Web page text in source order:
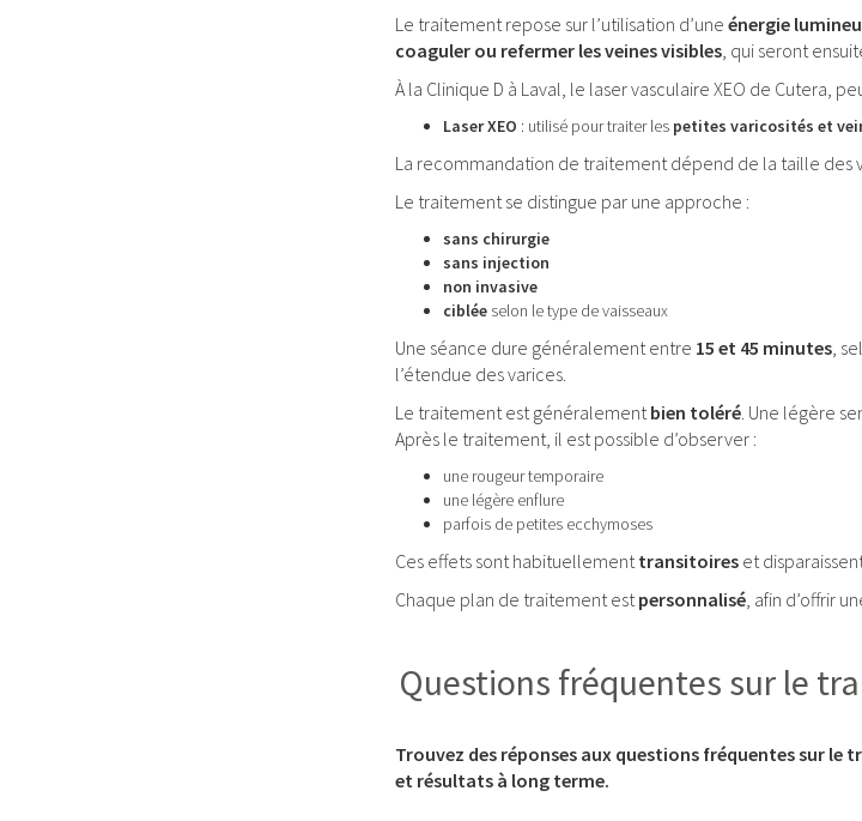
Le traitement repose sur l’utilisation d’une énergie
coaguler ou refermer les veines visibles, qui seront
À la Clinique D à Laval, le laser vasculaire XEO de Cutera,
Laser XEO : utilisé pour traiter les petites varicosités et
La recommandation de traitement dépend de la taille des
Le traitement se distingue par une approche :
sans chirurgie
sans injection
non invasive
ciblée selon le type de vaisseaux
Une séance dure généralement entre 15 et 45 minutes,
l’étendue des varices.
Le traitement est généralementbien toléré. Une légère
Après le traitement, il est possible d’observer :
une rougeur temporaire
une légère enflure
parfois de petites ecchymoses
Ces effets sont habituellementtransitoires et
Chaque plan de traitement estpersonnalisé, afin d’offrir
Questions fréquentes sur le
Trouvez des réponses aux questions fréquentes sur
et résultats à long terme.